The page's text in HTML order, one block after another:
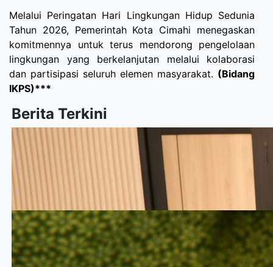
Melalui Peringatan Hari Lingkungan Hidup Sedunia
Tahun 2026, Pemerintah Kota Cimahi menegaskan
komitmennya untuk terus mendorong pengelolaan
lingkungan yang berkelanjutan melalui kolaborasi
dan partisipasi seluruh elemen masyarakat. (Bidang
IKPS)***
Berita Terkini